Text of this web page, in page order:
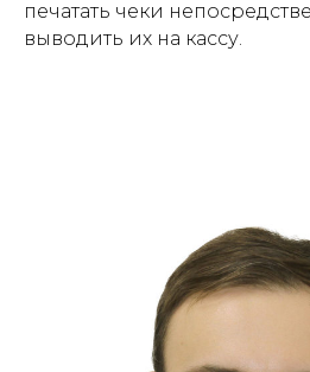
печатать чеки
выводить их на кассу.